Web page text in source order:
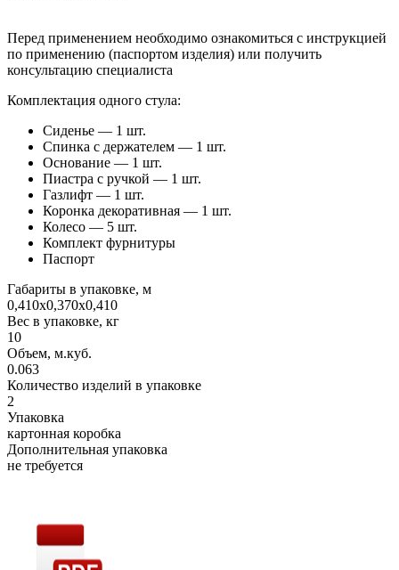
Перед применением необходимо ознакомиться с инструкцией
по применению (паспортом изделия) или получить
консультацию специалиста
Комплектация одного стула:
Сиденье — 1 шт.
Спинка с держателем — 1 шт.
Основание — 1 шт.
Пиастра с ручкой — 1 шт.
Газлифт — 1 шт.
Коронка декоративная — 1 шт.
Колесо — 5 шт.
Комплект фурнитуры
Паспорт
Габариты в упаковке, м
0,410х0,370х0,410
Вес в упаковке, кг
10
Объем, м.куб.
0.063
Количество изделий в упаковке
2
Упаковка
картонная коробка
Дополнительная упаковка
не требуется